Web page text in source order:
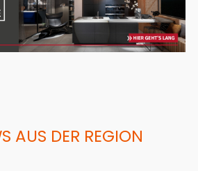
AUS DER REGION